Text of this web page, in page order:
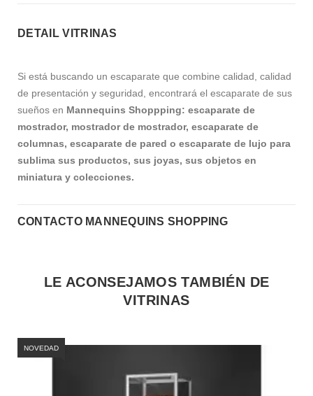
DETAIL VITRINAS
Si está buscando un escaparate que combine calidad, calidad
de presentación y seguridad, encontrará el escaparate de sus
sueños en Mannequins Shoppping: escaparate de
mostrador, mostrador de mostrador, escaparate de
columnas, escaparate de pared o escaparate de lujo para
sublima sus productos, sus joyas, sus objetos en
miniatura y colecciones.
CONTACTO MANNEQUINS SHOPPING
LE ACONSEJAMOS TAMBIÉN DE
VITRINAS
NOVEDAD